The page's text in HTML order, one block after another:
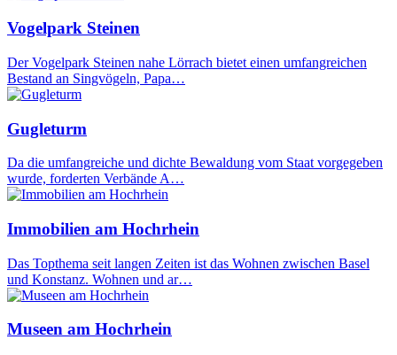
Vogelpark Steinen
Der Vogelpark Steinen nahe Lörrach bietet einen umfangreichen
Bestand an Singvögeln, Papa…
Gugleturm
Da die umfangreiche und dichte Bewaldung vom Staat vorgegeben
wurde, forderten Verbände A…
Immobilien am Hochrhein
Das Topthema seit langen Zeiten ist das Wohnen zwischen Basel
und Konstanz. Wohnen und ar…
Museen am Hochrhein